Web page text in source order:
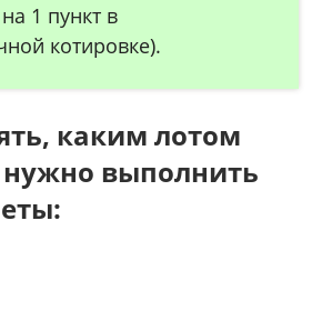
1 пункт в
котировке).
каким лотом
нужно выполнить